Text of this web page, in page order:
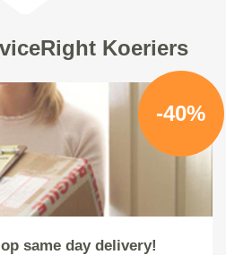
Koeriers
-40%
same day delivery!